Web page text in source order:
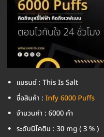
แบรนด์ : This Is Salt
ชื่อสินค้า : Infy 6000 Puffs
จำนวนคำ : 6000 คำ
ระดับนิโคติน : 30 mg ( 3 % )